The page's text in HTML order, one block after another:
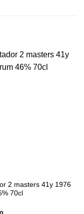
2 masters 41y 1976
70cl